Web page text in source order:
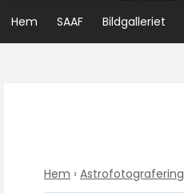
Hem SAAF Bildgalleriet
Hem › Astrofotografering